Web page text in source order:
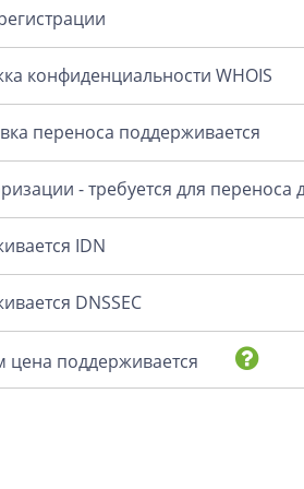
конфиденциальности WHOIS
переноса поддерживается
- требуется для переноса
IDN
DNSSEC
цена поддерживается